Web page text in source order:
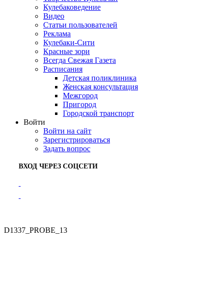
Кулебаковедение
Видео
Статьи пользователей
Реклама
Кулебаки-Сити
Красные зори
Всегда Свежая Газета
Расписания
Детская поликлиника
Женская консультация
Межгород
Пригород
Городской транспорт
Войти
Войти на сайт
Зарегистрироваться
Задать вопрос
ВХОД ЧЕРЕЗ СОЦСЕТИ